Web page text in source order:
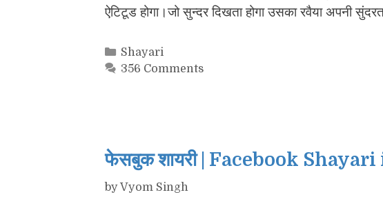
ऐटिटूड होगा।जो सुन्दर दिखता होगा उसका रवैया अपनी
Categories
Shayari
356 Comments
फेसबुक शायरी | Facebook
byVyom Singh